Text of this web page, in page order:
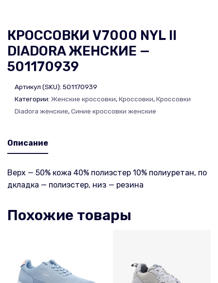
КРОССОВКИ V7000 NYL II
DIADORA ЖЕНСКИЕ —
501170939
Артикул (SKU): 501170939
Категории: Женские кроссовки,Кроссовки,Кроссовки
Diadora женские,Синие кроссовки женские
Описание
Верх — 50% кожа 40% полиэстер 10% полиуретан, по
дкладка — полиэстер, низ — резина
Похожие товары